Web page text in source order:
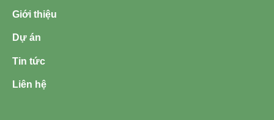
Giới thiệu
Dự án
Tin tức
Liên hệ